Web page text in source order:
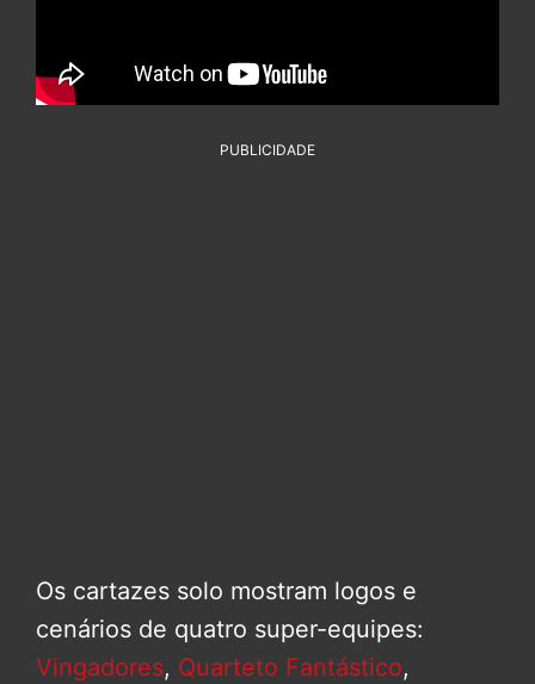
PUBLICIDADE
Os cartazes solo mostram logos e
cenários de quatro super-equipes:
Vingadores, Quarteto Fantástico,